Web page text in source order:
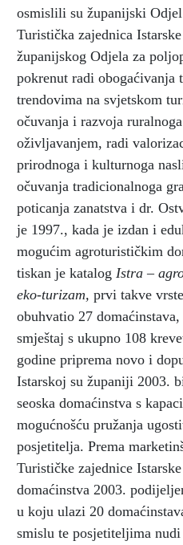
osmislili su županijski
Turistička zajednica
županijskog Odjela za
pokrenut radi obogaćivanja
trendovima na svjetskom
očuvanja i razvoja
oživljavanjem, radi
prirodnoga i kulturnoga
očuvanja tradicionalnoga
poticanja zanatstva i dr.
je 1997., kada je izdan i
mogućim agroturističkim
tiskan je katalog Istra –
eko-turizam, prvi takve
obuhvatio 27
smještaj s ukupno 108
godine priprema novo i
Istarskoj su županiji 2003.
seoska domaćinstva s
mogućnošću pružanja
posjetitelja. Prema
Turističke zajednice
domaćinstva 2003.
u koju ulazi 20
smislu te posjetiteljima